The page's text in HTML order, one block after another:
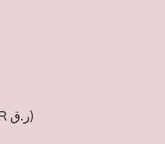
Trinidad & Tobago (QAR ر.ق)